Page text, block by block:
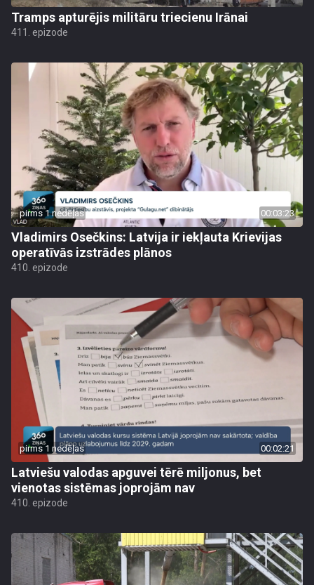
Tramps apturējis militāru triecienu Irānai
411. epizode
pirms 1 nedēļas 00:03:23
Vladimirs Osečkins: Latvija ir iekļauta Krievijas
operatīvās izstrādes plānos
410. epizode
pirms 1 nedēļas 00:02:21
Latviešu valodas apguvei tērē miljonus, bet
vienotas sistēmas joprojām nav
410. epizode